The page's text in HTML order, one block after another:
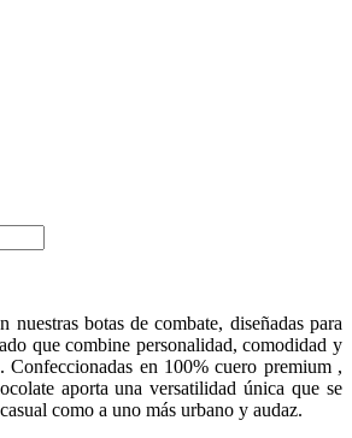
botas de combate, diseñadas para
que combine personalidad, comodidad y
Confeccionadas en 100% cuero premium ,
aporta una versatilidad única que se
como a uno más urbano y audaz.